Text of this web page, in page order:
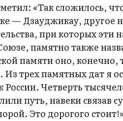
«Так сложилось,
— Дзауджикау, другое
при которых
памятно также
памяти оно,
трех памятных дат я
Четверть
путь, навеки связав
Это дорогого